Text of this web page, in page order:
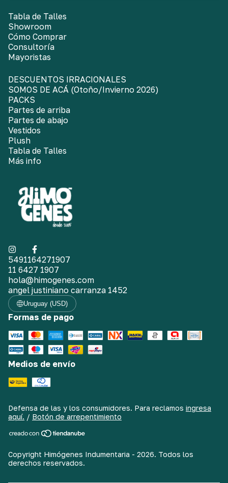
Tabla de Talles
Showroom
Cómo Comprar
Consultoría
Mayoristas
DESCUENTOS IRRACIONALES
SOMOS DE ACÁ (Otoño/Invierno 2026)
PACKS
Partes de arriba
Partes de abajo
Vestidos
Plush
Tabla de Talles
Más info
5491164271907
11 6427 1907
hola@himogenes.com
angel justiniano carranza 1452
Uruguay (USD)
Formas de pago
Medios de envío
Defensa de las y los consumidores. Para reclamos ingresa
aquí. / Botón de arrepentimiento
Copyright Himógenes Indumentaria - 2026. Todos los
derechos reservados.